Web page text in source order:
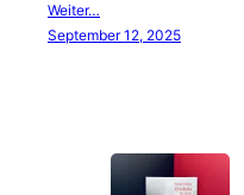
Weiter…
September 12, 2025